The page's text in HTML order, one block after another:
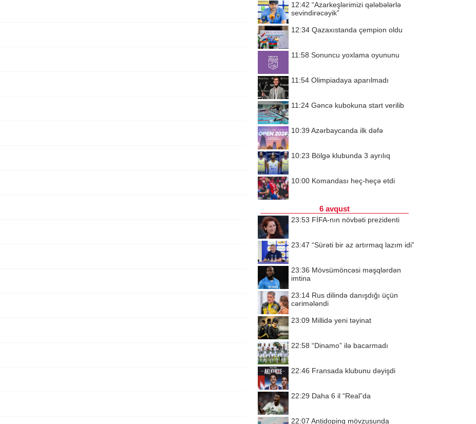
12:42 “Azarkeşlərimizi qələbələrlə
sevindirəcəyik”
12:34 Qazaxıstanda çempion oldu
11:58 Sonuncu yoxlama oyununu
11:54 Olimpiadaya aparılmadı
11:24 Gəncə kubokuna start verilib
10:39 Azərbaycanda ilk dəfə
10:23 Bölgə klubunda 3 ayrılıq
10:00 Komandası heç-heçə etdi
6 avqust
23:53 FİFA-nın növbəti prezidenti
23:47 “Sürəti bir az artırmaq lazım idi”
23:36 Mövsümöncəsi məşqlərdən
imtina
23:14 Rus dilində danışdığı üçün
cərimələndi
23:09 Millidə yeni təyinat
22:58 “Dinamo” ilə bacarmadı
22:46 Fransada klubunu dəyişdi
22:29 Daha 6 il “Real”da
22:07 Antidopinq mövzusunda